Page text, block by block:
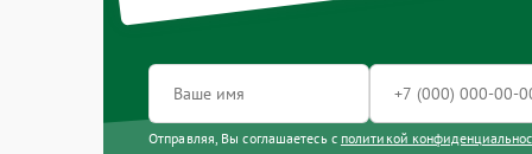
Отправляя, Вы соглашаетесь с политикой